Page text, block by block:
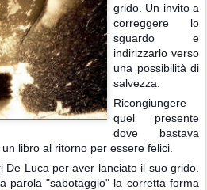
grido. Un invito a
correggere lo
sguardo e
indirizzarlo verso
una possibilità di
salvezza.
Ricongiungere
quel presente
dove bastava
libro al ritorno per essere felici.
De Luca per aver lanciato il suo grido.
parola "sabotaggio" la corretta forma